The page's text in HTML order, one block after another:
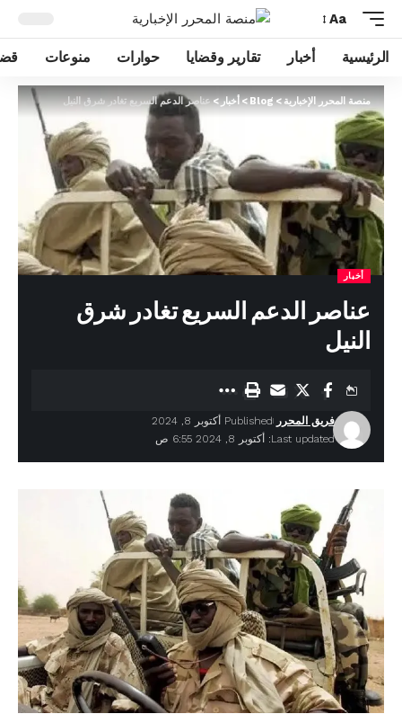
Aa
الرئيسية أخبار تقارير وقضايا حوارات منوعات
منصة المحرر الإخبارية>
Blog
>أخبار>عناصر الدعم السريع تغادر شرق النيل
أخبار
عناصر الدعم السريع تغادر شرق
النيل
Last updated: أكتوبر 8, 2024 6:55 ص
فريق المحرر Published أكتوبر 8, 2024